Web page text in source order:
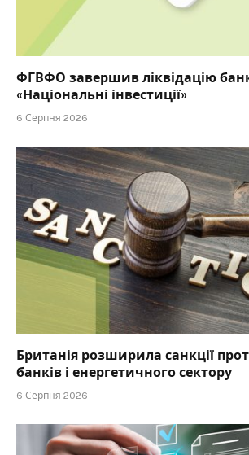
ФГВФО завершив ліквідацію
«Національні інвестиції»
6 Серпня 2026
Британія розширила санкції
банків і енергетичного сектору
6 Серпня 2026